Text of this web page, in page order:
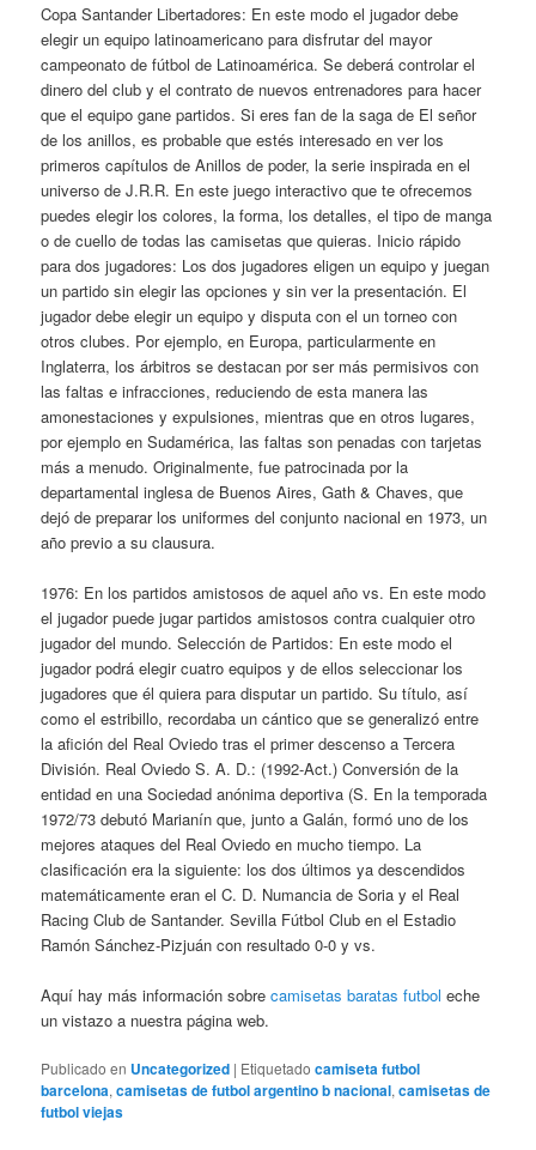
Copa Santander Libertadores: En este modo el jugador debe
elegir un equipo latinoamericano para disfrutar del mayor
campeonato de fútbol de Latinoamérica. Se deberá controlar el
dinero del club y el contrato de nuevos entrenadores para hacer
que el equipo gane partidos. Si eres fan de la saga de El señor
de los anillos, es probable que estés interesado en ver los
primeros capítulos de Anillos de poder, la serie inspirada en el
universo de J.R.R. En este juego interactivo que te ofrecemos
puedes elegir los colores, la forma, los detalles, el tipo de manga
o de cuello de todas las camisetas que quieras. Inicio rápido
para dos jugadores: Los dos jugadores eligen un equipo y juegan
un partido sin elegir las opciones y sin ver la presentación. El
jugador debe elegir un equipo y disputa con el un torneo con
otros clubes. Por ejemplo, en Europa, particularmente en
Inglaterra, los árbitros se destacan por ser más permisivos con
las faltas e infracciones, reduciendo de esta manera las
amonestaciones y expulsiones, mientras que en otros lugares,
por ejemplo en Sudamérica, las faltas son penadas con tarjetas
más a menudo. Originalmente, fue patrocinada por la
departamental inglesa de Buenos Aires, Gath & Chaves, que
dejó de preparar los uniformes del conjunto nacional en 1973, un
año previo a su clausura.
1976: En los partidos amistosos de aquel año vs. En este modo
el jugador puede jugar partidos amistosos contra cualquier otro
jugador del mundo. Selección de Partidos: En este modo el
jugador podrá elegir cuatro equipos y de ellos seleccionar los
jugadores que él quiera para disputar un partido. Su título, así
como el estribillo, recordaba un cántico que se generalizó entre
la afición del Real Oviedo tras el primer descenso a Tercera
División. Real Oviedo S. A. D.: (1992-Act.) Conversión de la
entidad en una Sociedad anónima deportiva (S. En la temporada
1972/73 debutó Marianín que, junto a Galán, formó uno de los
mejores ataques del Real Oviedo en mucho tiempo. La
clasificación era la siguiente: los dos últimos ya descendidos
matemáticamente eran el C. D. Numancia de Soria y el Real
Racing Club de Santander. Sevilla Fútbol Club en el Estadio
Ramón Sánchez-Pizjuán con resultado 0-0 y vs.
Aquí hay más información sobrecamisetas baratas futbol eche
un vistazo a nuestra página web.
Publicado en Uncategorized | Etiquetado camiseta futbol
barcelona,camisetas de futbol argentino b nacional,camisetas de
futbol viejas